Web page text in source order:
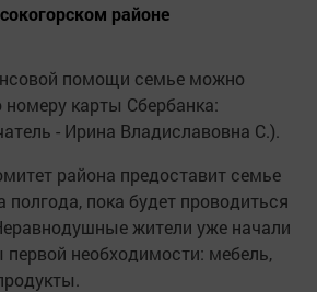
районе
помощи семье можно
номеру карты Сбербанка:
- Ирина Владиславовна С.).
района предоставит семье
полгода, пока будет проводиться
жители уже начали
необходимости: мебель,